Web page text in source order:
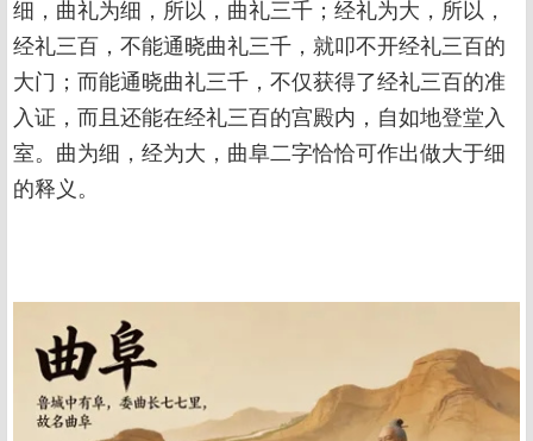
细，曲礼为细，所以，曲礼三千；经礼为大，所以，
经礼三百，不能通晓曲礼三千，就叩不开经礼三百的
大门；而能通晓曲礼三千，不仅获得了经礼三百的准
入证，而且还能在经礼三百的宫殿内，自如地登堂入
室。曲为细，经为大，曲阜二字恰恰可作出做大于细
的释义。